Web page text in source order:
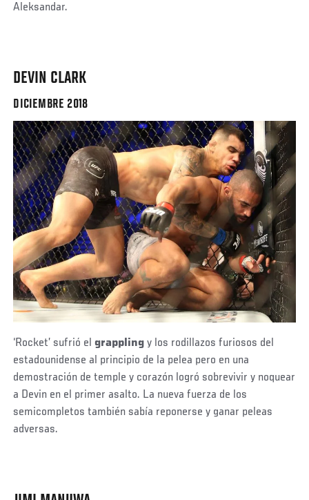
Aleksandar.
DEVIN CLARK
DICIEMBRE 2018
‘Rocket’ sufrió elgrapplingy los rodillazos furiosos del
estadounidense al principio de la pelea pero en una
demostración de temple y corazón logró sobrevivir y noquear
a Devin en el primer asalto. La nueva fuerza de los
semicompletos también sabía reponerse y ganar peleas
adversas.